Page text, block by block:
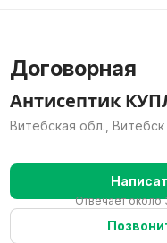
Договорная
Антисептик
Витебская обл., Витебск
Отвечает около